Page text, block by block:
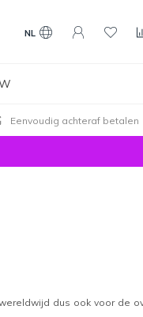
NL
Eenvoudig achteraf betalen
dus ook voor de